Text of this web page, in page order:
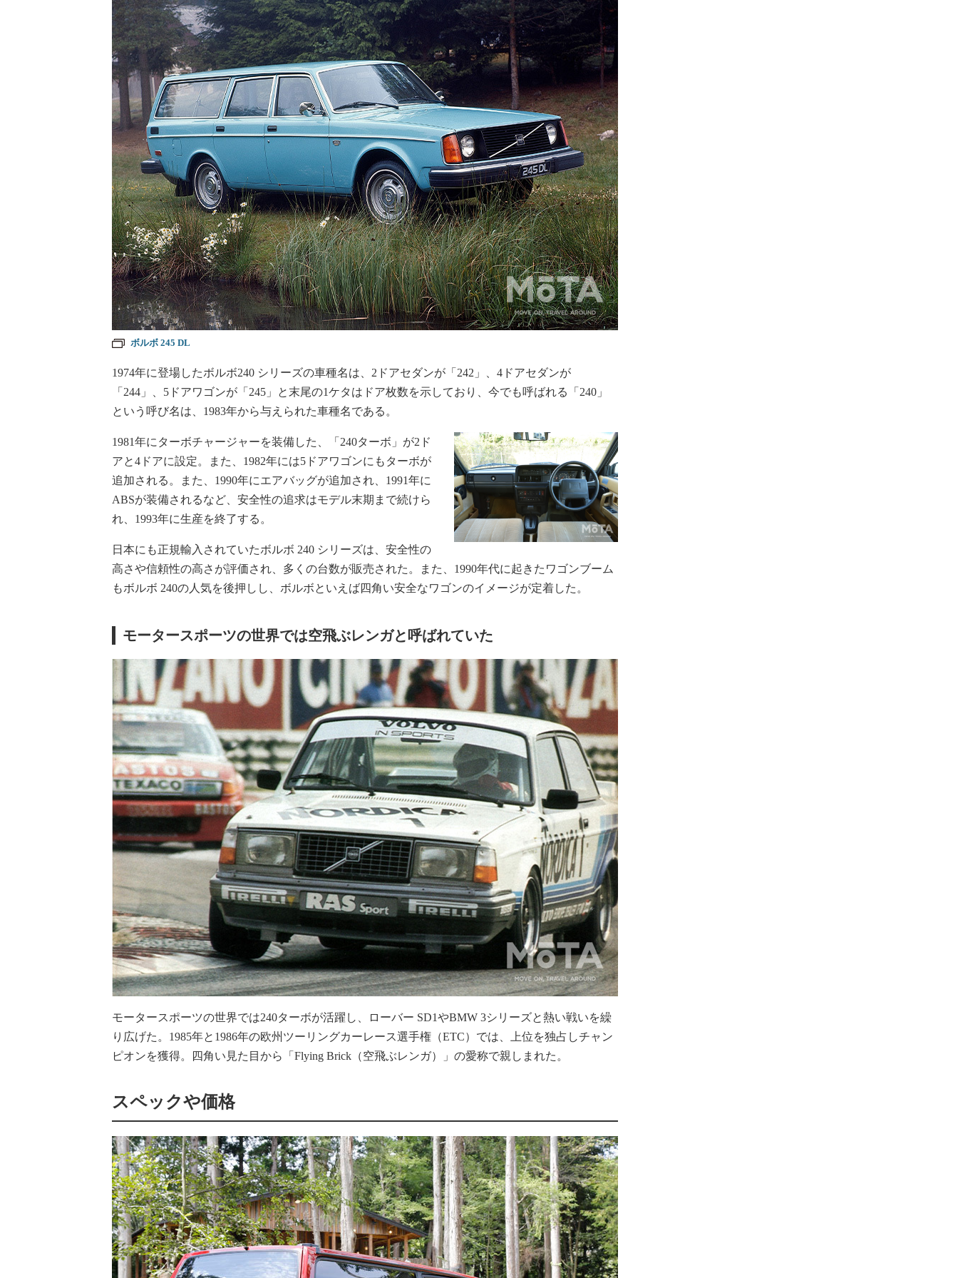
ボルボ 245 DL
1974年に登場したボルボ240 シリーズの車種名は、2ドアセダンが「242」、4ドアセダンが
「244」、5ドアワゴンが「245」と末尾の1ケタはドア枚数を示しており、今でも呼ばれる「240」
という呼び名は、1983年から与えられた車種名である。
1981年にターボチャージャーを装備した、「240ターボ」が2ド
アと4ドアに設定。また、1982年には5ドアワゴンにもターボが
追加される。また、1990年にエアバッグが追加され、1991年に
ABSが装備されるなど、安全性の追求はモデル末期まで続けら
れ、1993年に生産を終了する。
日本にも正規輸入されていたボルボ 240 シリーズは、安全性の
高さや信頼性の高さが評価され、多くの台数が販売された。また、1990年代に起きたワゴンブーム
もボルボ 240の人気を後押しし、ボルボといえば四角い安全なワゴンのイメージが定着した。
モータースポーツの世界では空飛ぶレンガと呼ばれていた
モータースポーツの世界では240ターボが活躍し、ローバー SD1やBMW 3シリーズと熱い戦いを繰
り広げた。1985年と1986年の欧州ツーリングカーレース選手権（ETC）では、上位を独占しチャン
ピオンを獲得。四角い見た目から「Flying Brick（空飛ぶレンガ）」の愛称で親しまれた。
スペックや価格